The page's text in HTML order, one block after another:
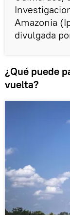
Amazonia
divulgada
¿Qué puede
vuelta?